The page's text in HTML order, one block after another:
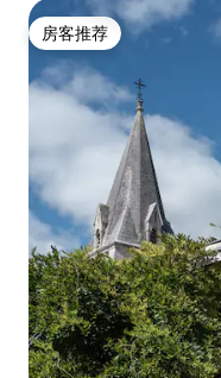
房客推荐
房客推荐